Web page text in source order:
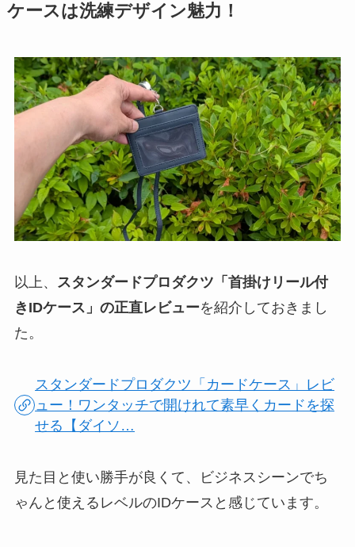
ケースは洗練デザイン魅力！
以上、 スタンダードプロダクツ「首掛けリール付
きIDケース」の正直レビューを紹介しておきまし
た。
スタンダードプロダクツ「カードケース」レビ
ュー！ワンタッチで開けれて素早くカードを探
せる【ダイソ…
見た目と使い勝手が良くて、ビジネスシーンでち
ゃんと使えるレベルのIDケースと感じています。